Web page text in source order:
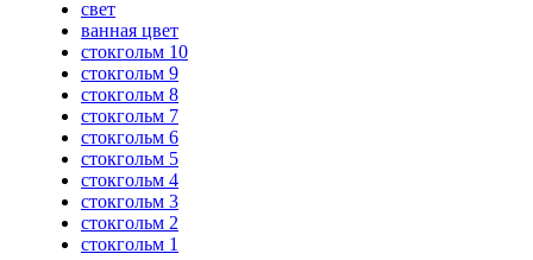
свет
ванная цвет
стокгольм 10
стокгольм 9
стокгольм 8
стокгольм 7
стокгольм 6
стокгольм 5
стокгольм 4
стокгольм 3
стокгольм 2
стокгольм 1